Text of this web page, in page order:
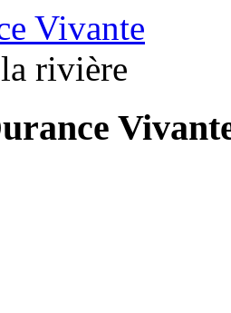
Vivante
rivière